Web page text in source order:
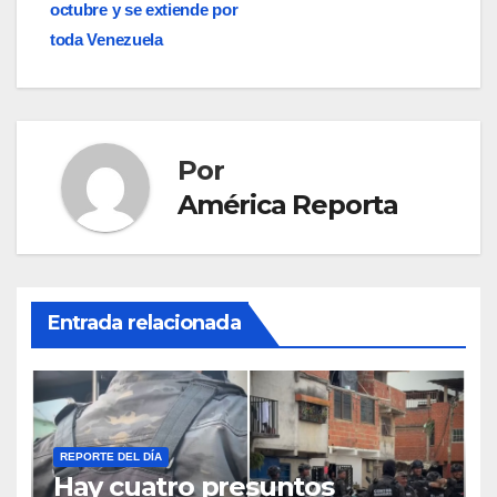
entradas
octubre y se extiende por
toda Venezuela
Por
América Reporta
Entrada relacionada
REPORTE DEL DÍA
Hay cuatro presuntos